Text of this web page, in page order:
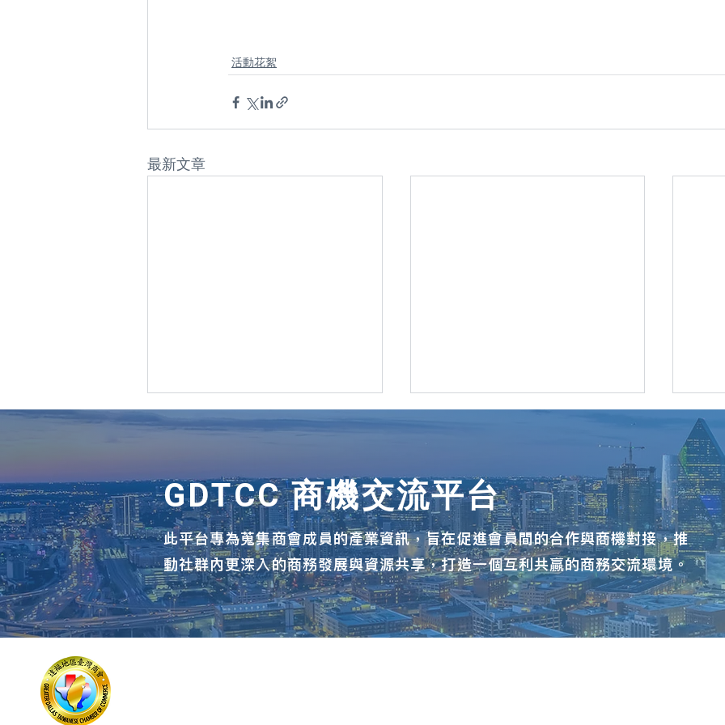
活動花絮
最新文章
陪同國會議員Eddie Bernice
Johnson回台灣參加國慶活動
達福台商會促成新北辭修高中
與德州國際領袖學校姊妹校簽
MOU學生免出國拿台美雙文憑
達
事
GDTCC 商機交流平台
此平台專為蒐集商會成員的產業資訊，旨在促進會員間的合作與商機對接，推
動社群內更深入的商務發展與資源共享，打造一個互利共贏的商務交流環境。